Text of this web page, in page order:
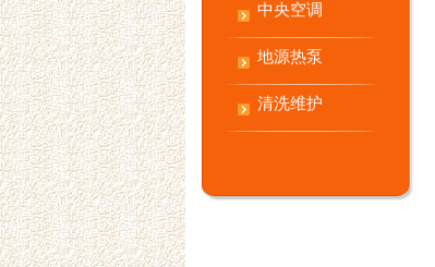
中央空调
地源热泵
清洗维护